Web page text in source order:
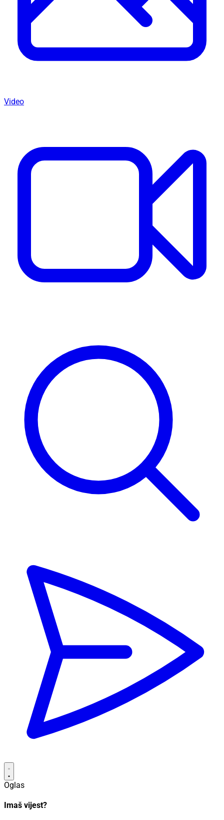
Video
Oglas
Imaš vijest?